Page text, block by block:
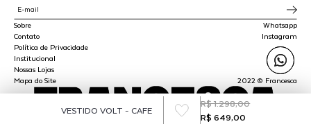
VESTIDO VOLT - CAFE
R$ 1.298,00
R$ 649,00
Sobre
Contato
Política de Privacidade
Institucional
Nossas Lojas
Mapa do Site
Whatsapp
Instagram
2022 © Francesca
SPLY STUDIO LTDA - CNPJ 45.510.647/0001-00